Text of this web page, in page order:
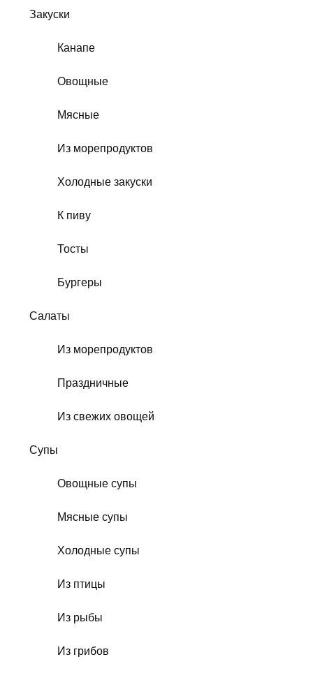
Закуски
Канапе
Овощные
Мясные
Из морепродуктов
Холодные закуски
К пиву
Тосты
Бургеры
Салаты
Из морепродуктов
Праздничные
Из свежих овощей
Супы
Овощные супы
Мясные супы
Холодные супы
Из птицы
Из рыбы
Из грибов